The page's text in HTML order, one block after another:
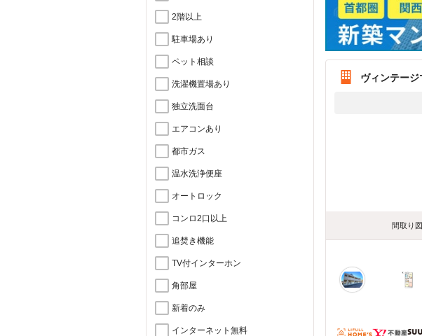
2階以上
駐車場あり
ペット相談
洗濯機置場あり
独立洗面台
エアコンあり
都市ガス
温水洗浄便座
オートロック
コンロ2口以上
追焚き機能
TV付インターホン
角部屋
新着のみ
インターネット無料
ヴィンテー
間取り図